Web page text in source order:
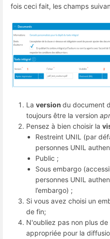
fois ceci fait, les champs
La version du document
toujours être la version
Pensez à bien choisir la
Restreint UNIL (par
personnes UNIL
Public ;
Sous embargo
personnes UNIL
l’embargo) ;
Si vous avez choisi un
de fin;
N'oubliez pas non plus de
appropriée pour la